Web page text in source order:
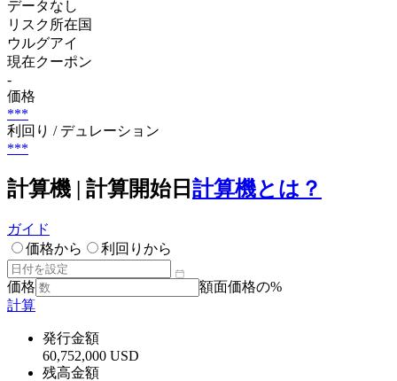
データなし
リスク所在国
ウルグアイ
現在クーポン
-
価格
***
利回り / デュレーション
***
計算機 | 計算開始日 計算機とは？
ガイド
価格から
利回りから
価格
額面価格の%
計算
発行金額
60,752,000 USD
残高金額